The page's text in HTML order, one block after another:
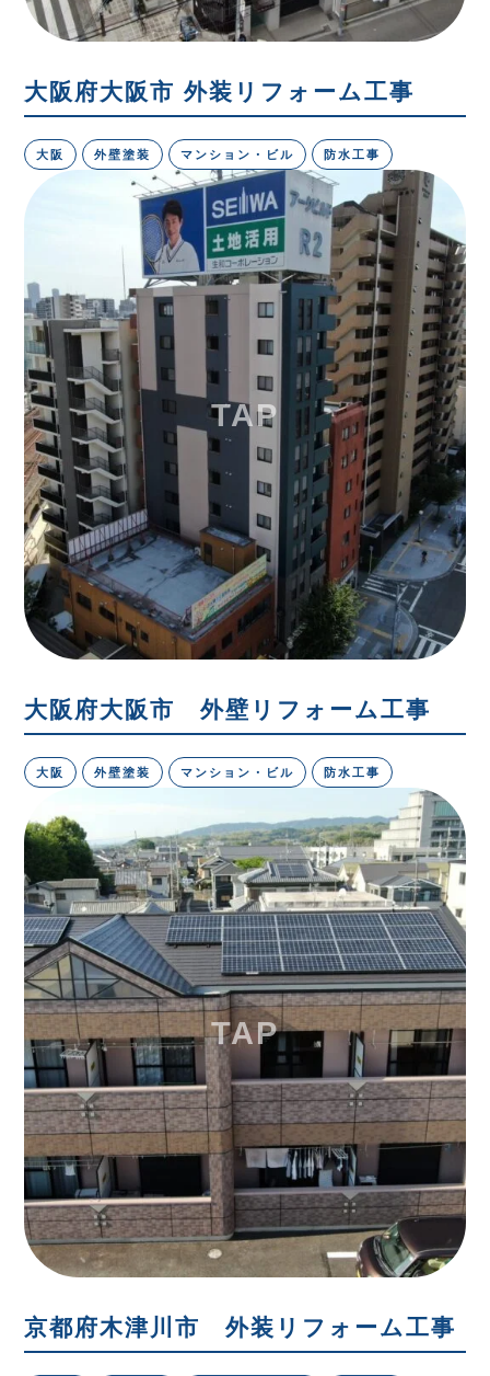
大阪府大阪市 外装リフォーム工事
大阪 外壁塗装 マンション・ビル 防水工事
大阪府大阪市 外壁リフォーム工事
大阪 外壁塗装 マンション・ビル 防水工事
京都府木津川市 外装リフォーム工事